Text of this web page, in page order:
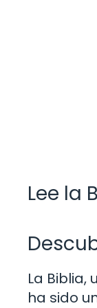
Lee la
La
ha sido